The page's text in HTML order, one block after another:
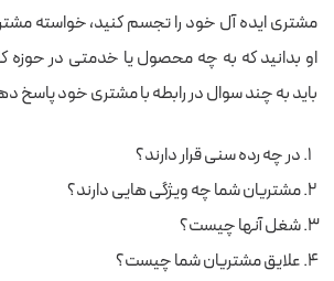
مشتری ایده آل خود را تجسم کنید، خواسته
او بدانید که به چه محصول یا خدمتی در حوزه
باید به چند سوال در رابطه با مشتری خود پاسخ
در چه رده سنی قرار دارند؟
مشتریان شما چه ویژگی هایی دارند؟
شغل آنها چیست؟
علایق مشتریان شما چیست؟